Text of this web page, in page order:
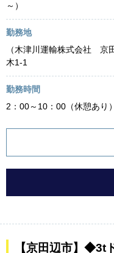
～）
勤務地
（木津川運輸株式会社 京
木1-1
勤務時間
2：00～10：00（休憩あり）
【京田辺市】◆3t